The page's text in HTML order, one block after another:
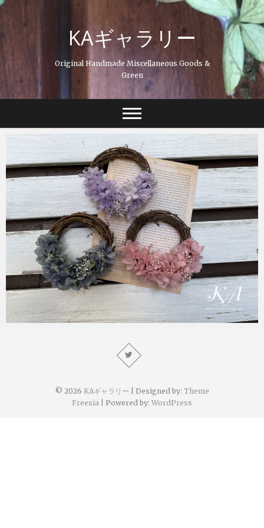
Skip
content
KAギャラリー
Original Handmade Miscellaneous Goods &
Green
© 2026 KAギャラリー | Designed by: Theme
Freesia | Powered by: WordPress